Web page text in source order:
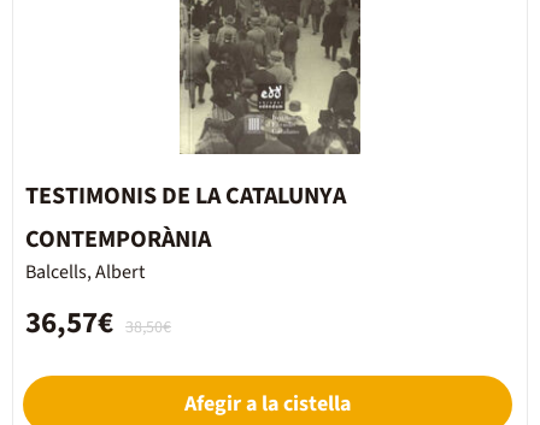
TESTIMONIS DE LA CATALUNYA
CONTEMPORÀNIA
Balcells, Albert
38,50€
36,57€
Afegir a la cistella